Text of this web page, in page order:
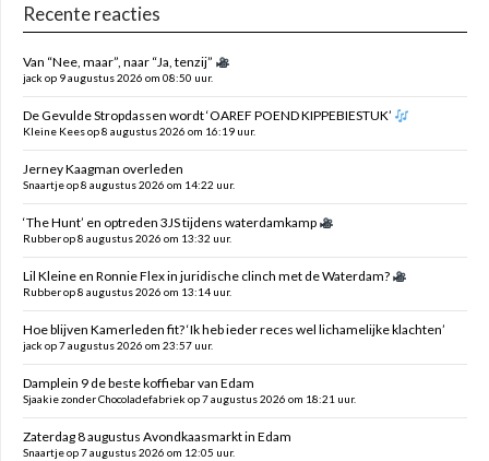
Recente reacties
Van “Nee, maar”, naar “Ja, tenzij”
jack op 9 augustus 2026 om 08:50 uur.
De Gevulde Stropdassen wordt ‘OAREF POEND KIPPEBIESTUK’
Kleine Kees op 8 augustus 2026 om 16:19 uur.
Jerney Kaagman overleden
Snaartje op 8 augustus 2026 om 14:22 uur.
‘The Hunt’ en optreden 3JS tijdens waterdamkamp
Rubber op 8 augustus 2026 om 13:32 uur.
Lil Kleine en Ronnie Flex in juridische clinch met de Waterdam?
Rubber op 8 augustus 2026 om 13:14 uur.
Hoe blijven Kamerleden fit? ‘Ik heb ieder reces wel lichamelijke klachten’
jack op 7 augustus 2026 om 23:57 uur.
Damplein 9 de beste koffiebar van Edam
Sjaakie zonder Chocoladefabriek op 7 augustus 2026 om 18:21 uur.
Zaterdag 8 augustus Avondkaasmarkt in Edam
Snaartje op 7 augustus 2026 om 12:05 uur.